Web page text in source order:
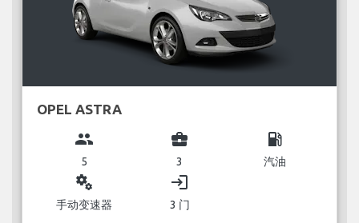
OPEL ASTRA
group
5
business_center
3
local_gas_station
汽油
miscellaneous_services
手动变速器
login
3 门